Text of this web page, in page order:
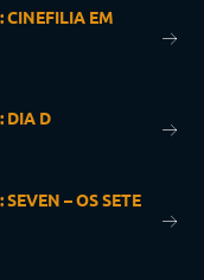
EM
DIA D
– OS SETE